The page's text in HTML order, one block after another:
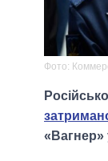
Фото:
«Вагнер»